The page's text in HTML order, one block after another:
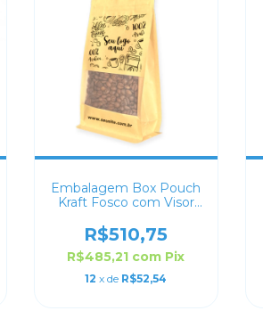
Embalagem Box Pouch
Kraft Fosco com Visor
R$510,75
R$485,21 com Pix
12 x de R$52,54